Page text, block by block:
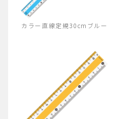
カラー直線定規30cmブルー